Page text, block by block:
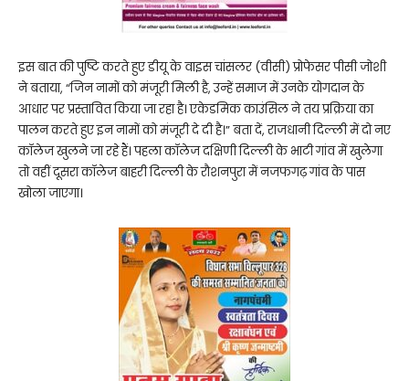
इस बात की पुष्टि करते हुए डीयू के वाइस चांसलर (वीसी) प्रोफेसर पीसी जोशी
ने बताया, “जिन नामों को मंजूरी मिली है, उन्हें समाज में उनके योगदान के
आधार पर प्रस्तावित किया जा रहा है। एकेडमिक काउंसिल ने तय प्रक्रिया का
पालन करते हुए इन नामों को मंजूरी दे दी है।” बता दें, राजधानी दिल्ली में दो नए
कॉलेज खुलने जा रहे हैं। पहला कॉलेज दक्षिणी दिल्ली के भाटी गांव में खुलेगा
तो वहीं दूसरा कॉलेज बाहरी दिल्ली के रौशनपुरा में नजफगढ़ गांव के पास
खोला जाएगा।